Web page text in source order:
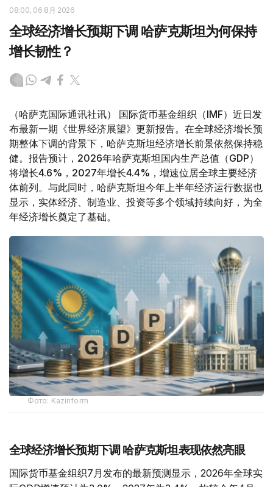
08:00, 06 8月 2026
全球经济增长预期下调 哈萨克斯坦为何保持
增长韧性？
（哈萨克国际通讯社讯） 国际货币基金组织（IMF）近日发
布最新一期《世界经济展望》更新报告。在全球经济增长预
期整体下调的背景下，哈萨克斯坦经济增长前景依然保持稳
健。报告预计，2026年哈萨克斯坦国内生产总值（GDP）
将增长4.6%，2027年增长4.4%，增速位居全球主要经济
体前列。与此同时，哈萨克斯坦今年上半年经济运行数据也
显示，实体经济、制造业、投资等多个领域持续向好，为全
年经济增长奠定了基础。
Фото: Kazinform
全球经济增长预期下调 哈萨克斯坦表现依然亮眼
国际货币基金组织7月发布的最新预测显示，2026年全球实